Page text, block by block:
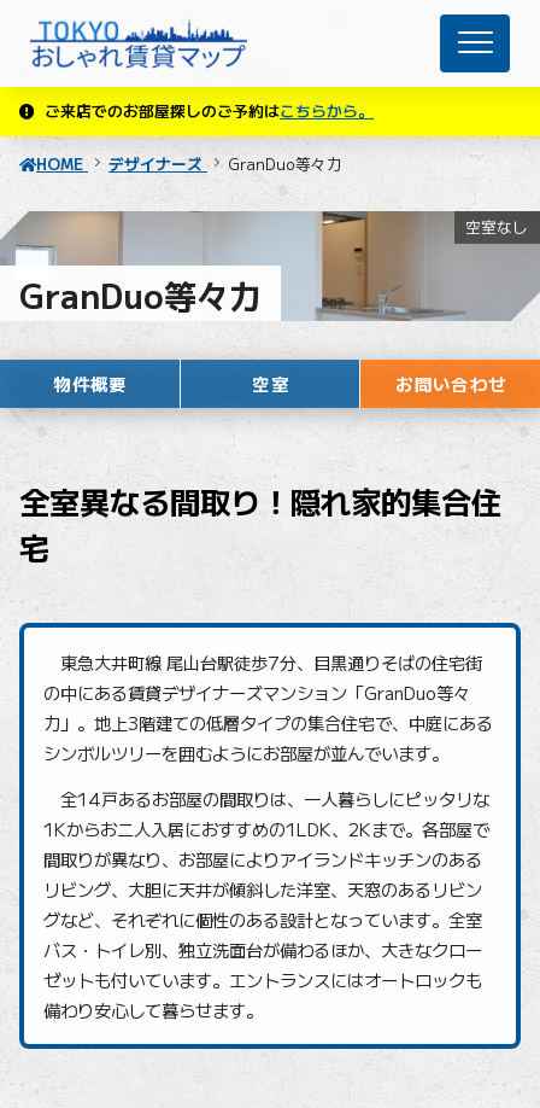
ご来店でのお部屋探しのご予約はこちらから。
HOME デザイナーズ GranDuo等々力
GranDuo等々力
空室なし
物件概要 空室 お問い合わせ
全室異なる間取り！隠れ家的集合住
宅
東急大井町線 尾山台駅徒歩7分、目黒通りそばの住宅街
の中にある賃貸デザイナーズマンション「GranDuo等々
力」。地上3階建ての低層タイプの集合住宅で、中庭にある
シンボルツリーを囲むようにお部屋が並んでいます。
全14戸あるお部屋の間取りは、一人暮らしにピッタリな
1Kからお二人入居におすすめの1LDK、2Kまで。各部屋で
間取りが異なり、お部屋によりアイランドキッチンのある
リビング、大胆に天井が傾斜した洋室、天窓のあるリビン
グなど、それぞれに個性のある設計となっています。全室
バス・トイレ別、独立洗面台が備わるほか、大きなクロー
ゼットも付いています。エントランスにはオートロックも
備わり安心して暮らせます。